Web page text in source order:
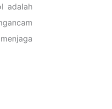
adalah